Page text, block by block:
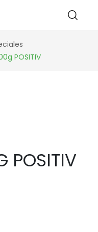
POSITIV
POSITIV